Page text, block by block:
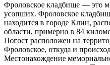
Фроловское кладбище — это
усопших. Фроловское
находится в городе Клин,
области, примерно в 84
Погост расположен на
Фроловское, откуда и
Местонахождение